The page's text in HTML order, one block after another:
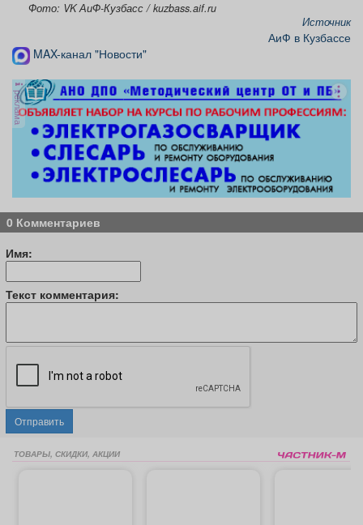
Фото: VK АиФ-Кузбасс / kuzbass.aif.ru
Источник
АиФ в Кузбассе
MAX-канал "Новости"
реклама
0 Комментариев
Имя:
Текст комментария:
Отправить
ТОВАРЫ, СКИДКИ, АКЦИИ